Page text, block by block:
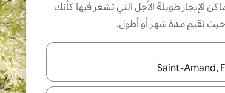
الإيجار طويلة الأجل التي تشعر فيها كأنك
تقيم مدة شهر أو أطول.
النتائج، انتقل باستخدام السهمين لأعلى ولأسفل أو استكشف